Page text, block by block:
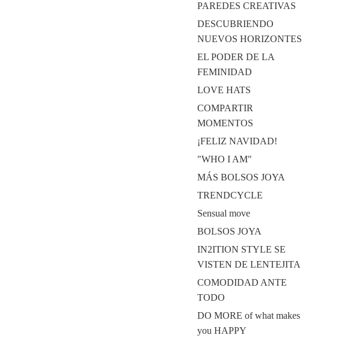
PAREDES CREATIVAS
DESCUBRIENDO
NUEVOS HORIZONTES
EL PODER DE LA
FEMINIDAD
LOVE HATS
COMPARTIR
MOMENTOS
¡FELIZ NAVIDAD!
"WHO I AM"
MÁS BOLSOS JOYA
TRENDCYCLE
Sensual move
BOLSOS JOYA
IN2ITION STYLE SE
VISTEN DE LENTEJITA
COMODIDAD ANTE
TODO
DO MORE of what makes
you HAPPY